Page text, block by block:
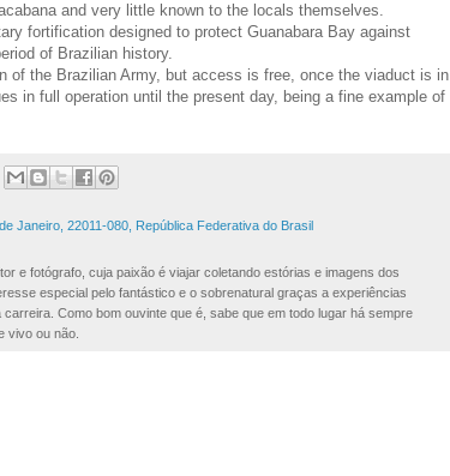
and very little known to the locals themselves.
fortification designed to protect Guanabara Bay against
of Brazilian history.
of the Brazilian Army, but access is free, once the viaduct is in
in full operation until the present day, being a fine example of
Janeiro, 22011-080, República Federativa do Brasil
e fotógrafo, cuja paixão é viajar coletando estórias e imagens dos
especial pelo fantástico e o sobrenatural graças a experiências
Como bom ouvinte que é, sabe que em todo lugar há sempre
vivo ou não.